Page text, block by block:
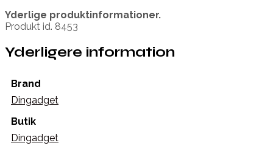
Yderlige produktinformationer.
Produkt id. 8453
Yderligere information
Brand
Dingadget
Butik
Dingadget